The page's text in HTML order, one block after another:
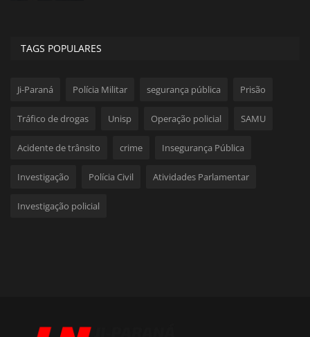
TAGS POPULARES
Ji-Paraná Polícia Militar segurança pública Prisão
Tráfico de drogas Unisp Operação policial SAMU
Acidente de trânsito crime Insegurança Pública
Investigação Polícia Civil Atividades Parlamentar
Investigação policial